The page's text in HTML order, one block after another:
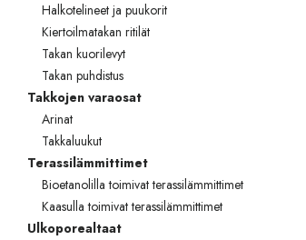
Halkotelineet ja puukorit
Kiertoilmatakan ritilät
Takan kuorilevyt
Takan puhdistus
Takkojen varaosat
Arinat
Takkaluukut
Terassilämmittimet
Bioetanolilla toimivat terassilämmittimet
Kaasulla toimivat terassilämmittimet
Ulkoporealtaat